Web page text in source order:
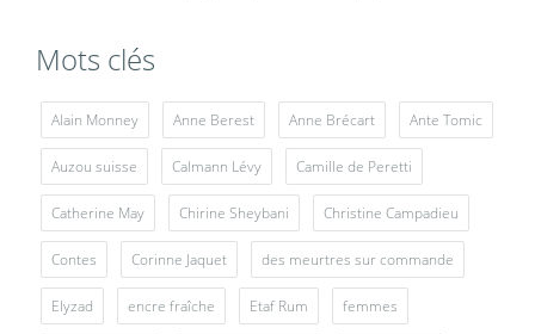
Mots clés
Alain Monney Anne Berest Anne Brécart Ante Tomic
Auzou suisse Calmann Lévy Camille de Peretti
Catherine May Chirine Sheybani Christine Campadieu
Contes Corinne Jaquet des meurtres sur commande
Elyzad encre fraîche Etaf Rum femmes